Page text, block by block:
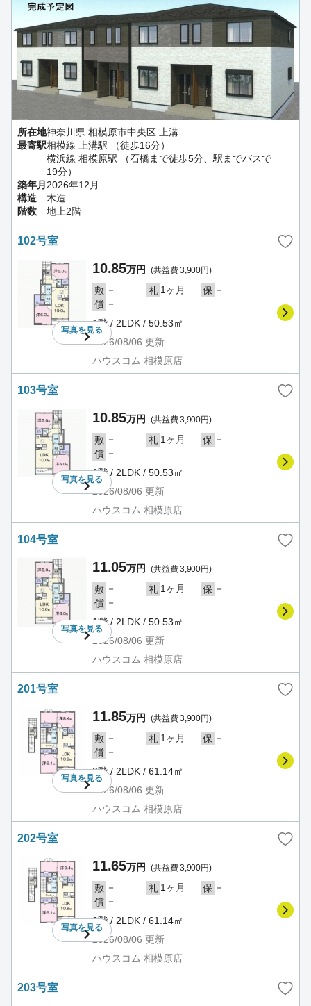
所在地神奈川県 相模原市中央区 上溝
最寄駅相模線 上溝駅 （徒歩16分）
横浜線 相模原駅 （石橋まで徒歩5分、駅までバスで
19分）
築年月 2026年12月
構造
木造
階数
地上2階
102号室
写真を見る
10.85万円 (共益費 3,900円)
敷 － 礼 1ヶ月 保 －
償 －
1階 / 2LDK / 50.53㎡
2026/08/06 更新
ハウスコム 相模原店
103号室
写真を見る
10.85万円 (共益費 3,900円)
敷 － 礼 1ヶ月 保 －
償 －
1階 / 2LDK / 50.53㎡
2026/08/06 更新
ハウスコム 相模原店
104号室
写真を見る
11.05万円 (共益費 3,900円)
敷 － 礼 1ヶ月 保 －
償 －
1階 / 2LDK / 50.53㎡
2026/08/06 更新
ハウスコム 相模原店
201号室
写真を見る
11.85万円 (共益費 3,900円)
敷 － 礼 1ヶ月 保 －
償 －
2階 / 2LDK / 61.14㎡
2026/08/06 更新
ハウスコム 相模原店
202号室
写真を見る
11.65万円 (共益費 3,900円)
敷 － 礼 1ヶ月 保 －
償 －
2階 / 2LDK / 61.14㎡
2026/08/06 更新
ハウスコム 相模原店
203号室